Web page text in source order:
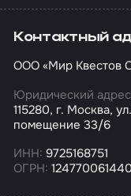
Контактный
ООО «Мир Квестов
Юридический
115280, г. Москва,
помещение 33/6
ИНН: 9725168751
ОГРН: